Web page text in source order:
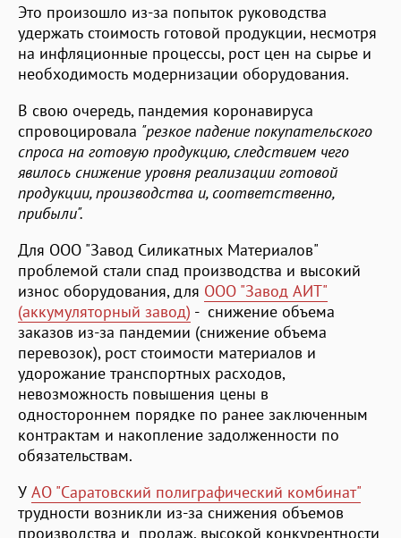
Это произошло из-за попыток руководства
удержать стоимость готовой продукции, несмотря
на инфляционные процессы, рост цен на сырье и
необходимость модернизации оборудования.
В свою очередь, пандемия коронавируса
спровоцировала "резкое падение покупательского
спроса на готовую продукцию, следствием чего
явилось снижение уровня реализации готовой
продукции, производства и, соответственно,
прибыли".
Для ООО "Завод Силикатных Материалов"
проблемой стали спад производства и высокий
износ оборудования, для ООО "Завод АИТ"
(аккумуляторный завод) - снижение объема
заказов из-за пандемии (снижение объема
перевозок), рост стоимости материалов и
удорожание транспортных расходов,
невозможность повышения цены в
одностороннем порядке по ранее заключенным
контрактам и накопление задолженности по
обязательствам.
У АО "Саратовский полиграфический комбинат"
трудности возникли из-за снижения объемов
производства и продаж, высокой конкурентности